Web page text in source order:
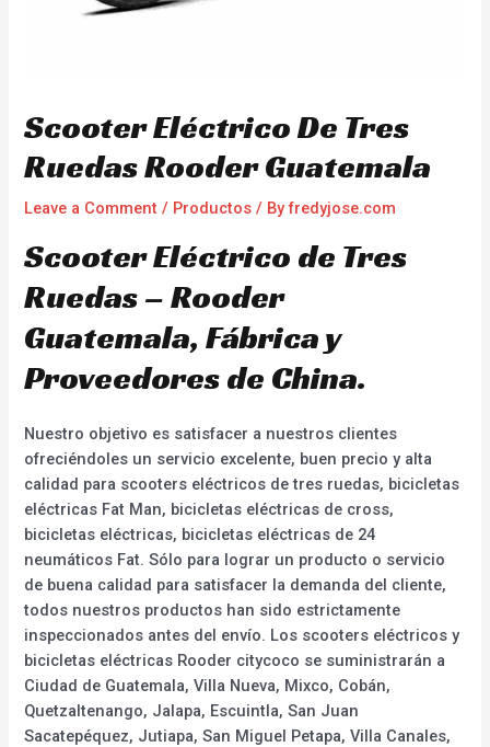
Scooter Eléctrico De Tres
Ruedas Rooder Guatemala
Leave a Comment / Productos / Byfredyjose.com
Scooter Eléctrico de Tres
Ruedas – Rooder
Guatemala, Fábrica y
Proveedores de China.
Nuestro objetivo es satisfacer a nuestros clientes
ofreciéndoles un servicio excelente, buen precio y alta
calidad para scooters eléctricos de tres ruedas, bicicletas
eléctricas Fat Man, bicicletas eléctricas de cross,
bicicletas eléctricas, bicicletas eléctricas de 24
neumáticos Fat. Sólo para lograr un producto o servicio
de buena calidad para satisfacer la demanda del cliente,
todos nuestros productos han sido estrictamente
inspeccionados antes del envío. Los scooters eléctricos y
bicicletas eléctricas Rooder citycoco se suministrarán a
Ciudad de Guatemala, Villa Nueva, Mixco, Cobán,
Quetzaltenango, Jalapa, Escuintla, San Juan
Sacatepéquez, Jutiapa, San Miguel Petapa, Villa Canales,